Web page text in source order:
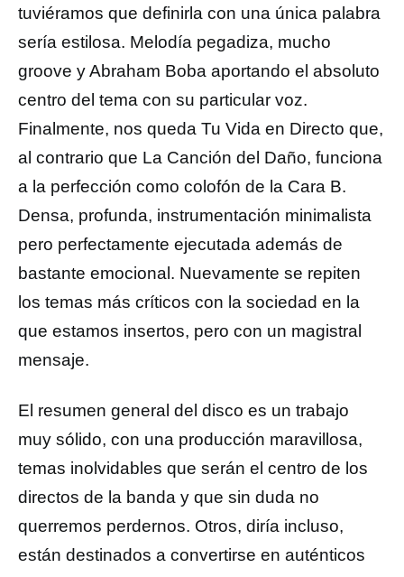
tuviéramos que definirla con una única palabra
sería estilosa. Melodía pegadiza, mucho
groove y Abraham Boba aportando el absoluto
centro del tema con su particular voz.
Finalmente, nos queda Tu Vida en Directo que,
al contrario que La Canción del Daño, funciona
a la perfección como colofón de la Cara B.
Densa, profunda, instrumentación minimalista
pero perfectamente ejecutada además de
bastante emocional. Nuevamente se repiten
los temas más críticos con la sociedad en la
que estamos insertos, pero con un magistral
mensaje.
El resumen general del disco es un trabajo
muy sólido, con una producción maravillosa,
temas inolvidables que serán el centro de los
directos de la banda y que sin duda no
querremos perdernos. Otros, diría incluso,
están destinados a convertirse en auténticos